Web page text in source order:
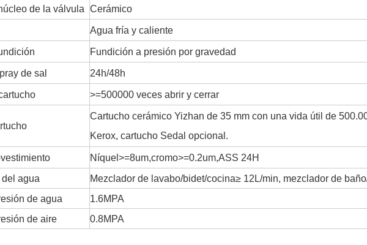
de la válvula Cerámico
Agua fría y caliente
Fundición a presión por gravedad
de sal 24h/48h
>=500000 veces abrir y cerrar
Cartucho cerámico Yizhan de 35 mm con una vida útil de
Kerox, cartucho Sedal opcional.
Níquel>=8um,cromo>=0.2um,ASS 24H
agua
Mezclador de lavabo/bidet/cocina≥ 12L/min, mezclador de
de agua
1.6MPA
de aire
0.8MPA